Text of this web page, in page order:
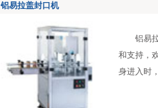
铝易拉盖封口机
铝易拉
和支持，
身进入时